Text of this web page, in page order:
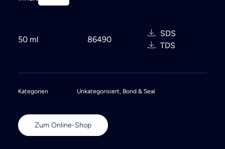
50 ml 86490
SDS
TDS
Kategorien Unkategorisiert, Bond & Seal
Zum Online-Shop